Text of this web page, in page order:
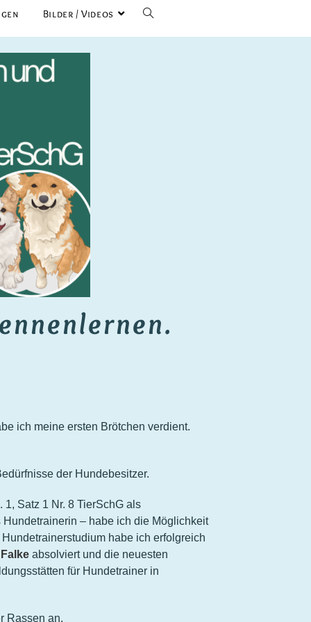
Bilder / Videos
ich meine ersten Brötchen verdient.
der Hundebesitzer.
Satz 1 Nr. 8 TierSchG als
– habe ich die Möglichkeit
habe ich erfolgreich
absolviert und die neuesten
für Hundetrainer in
Rassen an.